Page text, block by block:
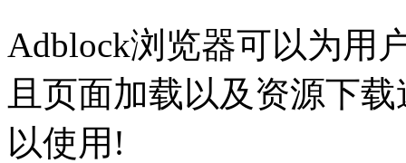
Adblock浏览器可以为用
且页面加载以及资源下
以使用!